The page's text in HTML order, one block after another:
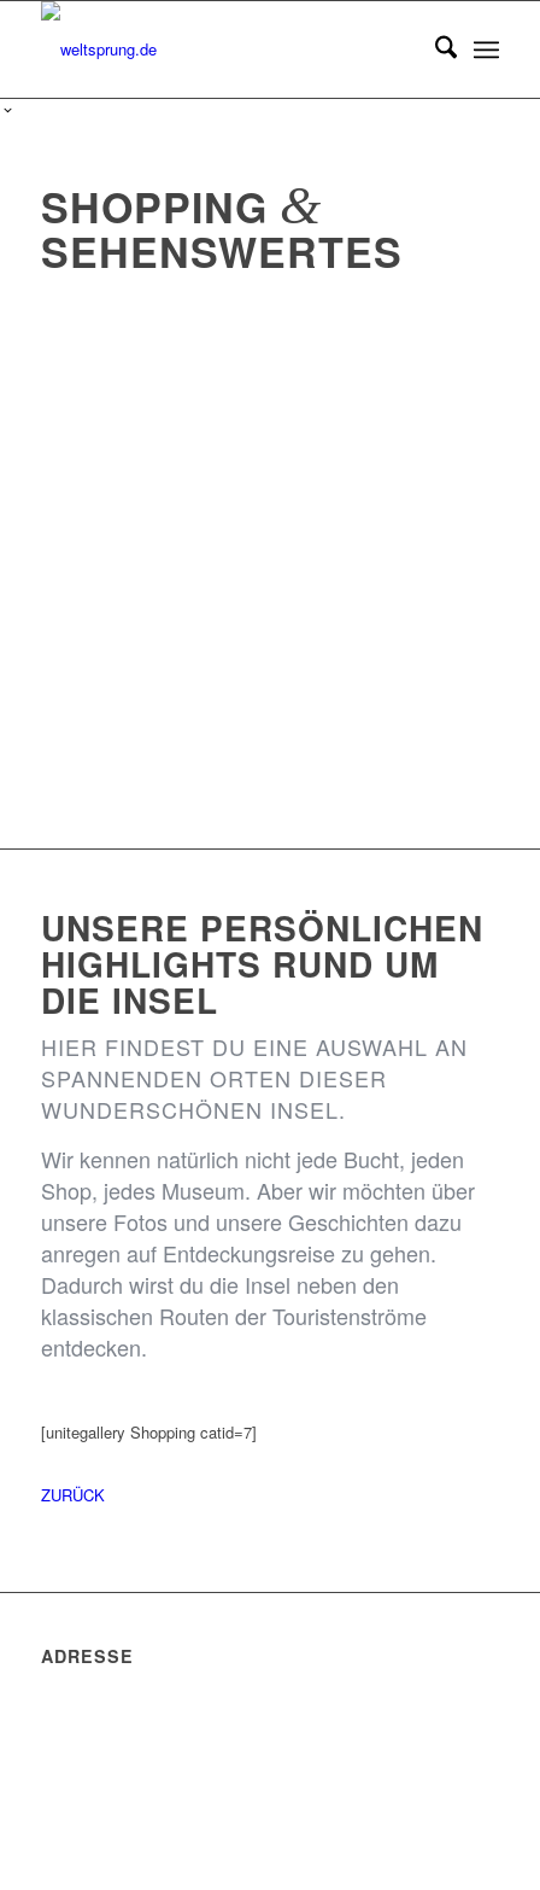
SHOPPING &
SEHENSWERTES
UNSERE PERSÖNLICHEN
HIGHLIGHTS RUND UM
DIE INSEL
HIER FINDEST DU EINE AUSWAHL AN
SPANNENDEN ORTEN DIESER
WUNDERSCHÖNEN INSEL.
Wir kennen natürlich nicht jede Bucht, jeden
Shop, jedes Museum. Aber wir möchten über
unsere Fotos und unsere Geschichten dazu
anregen auf Entdeckungsreise zu gehen.
Dadurch wirst du die Insel neben den
klassischen Routen der Touristenströme
entdecken.
[unitegallery Shopping catid=7]
ZURÜCK
ADRESSE